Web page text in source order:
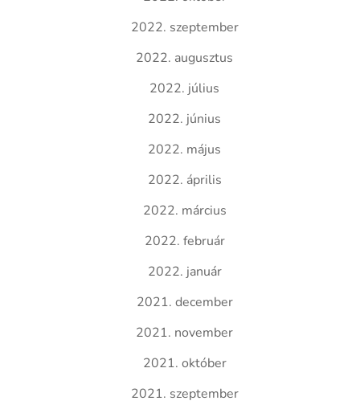
2022. szeptember
2022. augusztus
2022. július
2022. június
2022. május
2022. április
2022. március
2022. február
2022. január
2021. december
2021. november
2021. október
2021. szeptember